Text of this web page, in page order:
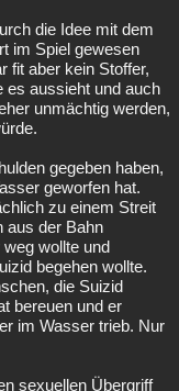
die Idee mit dem
im Spiel gewesen
fit aber kein Stoffer,
es aussieht und auch
unmächtig werden,
gegeben haben,
geworfen hat.
zu einem Streit
aus der Bahn
wollte und
begehen wollte.
die Suizid
bereuen und er
im Wasser trieb. Nur
sexuellen Übergriff